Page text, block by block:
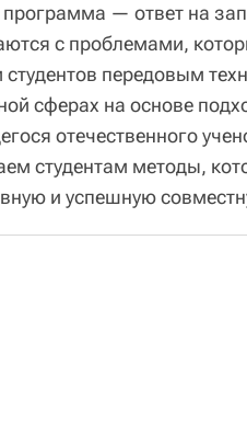
— ответ на
с проблемами,
передовым
сферах на основе
отечественного
студентам методы,
и успешную